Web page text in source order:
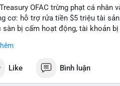
OFAC trừng phạt cá nhân
cơ: hỗ trợ rửa tiền $5 triệu tài
sàn bị cấm hoạt động, tài khoản bị
Like Bình luận